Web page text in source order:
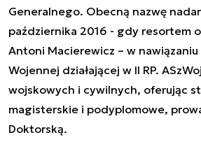
Generalnego. Obecną nazwę
października 2016 - gdy resortem
Antoni Macierewicz – w nawiązaniu
Wojennej działającej w II RP.
wojskowych i cywilnych, oferując
magisterskie i podyplomowe,
Doktorską.